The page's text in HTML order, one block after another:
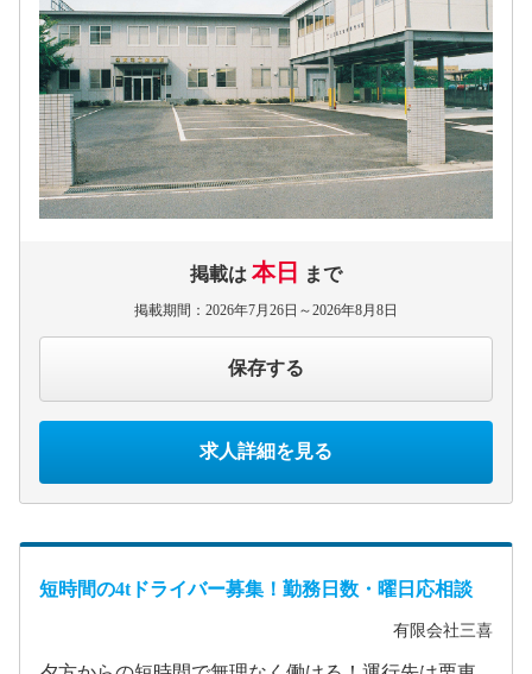
掲載は 本日 まで
掲載期間：2026年7月26日～2026年8月8日
保存する
求人詳細を見る
短時間の4tドライバー募集！勤務日数・曜日応相談
有限会社三喜